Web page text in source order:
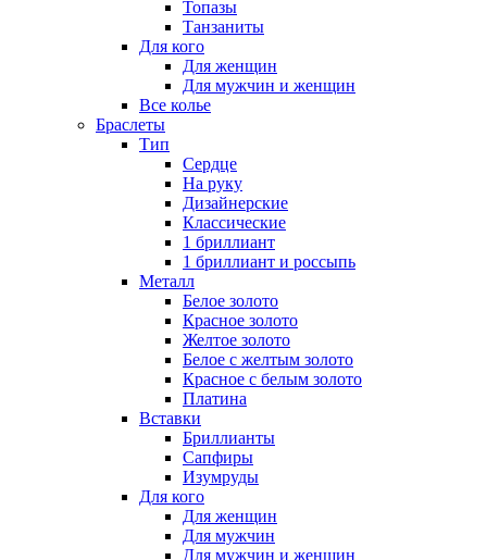
Топазы
Танзаниты
Для кого
Для женщин
Для мужчин и женщин
Все колье
Браслеты
Тип
Сердце
На руку
Дизайнерские
Классические
1 бриллиант
1 бриллиант и россыпь
Металл
Белое золото
Красное золото
Желтое золото
Белое с желтым золото
Красное с белым золото
Платина
Вставки
Бриллианты
Сапфиры
Изумруды
Для кого
Для женщин
Для мужчин
Для мужчин и женщин